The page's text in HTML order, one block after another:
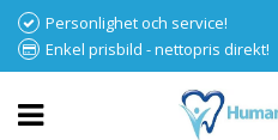
Personlighet och service!
Enkel prisbild - nettopris direkt!